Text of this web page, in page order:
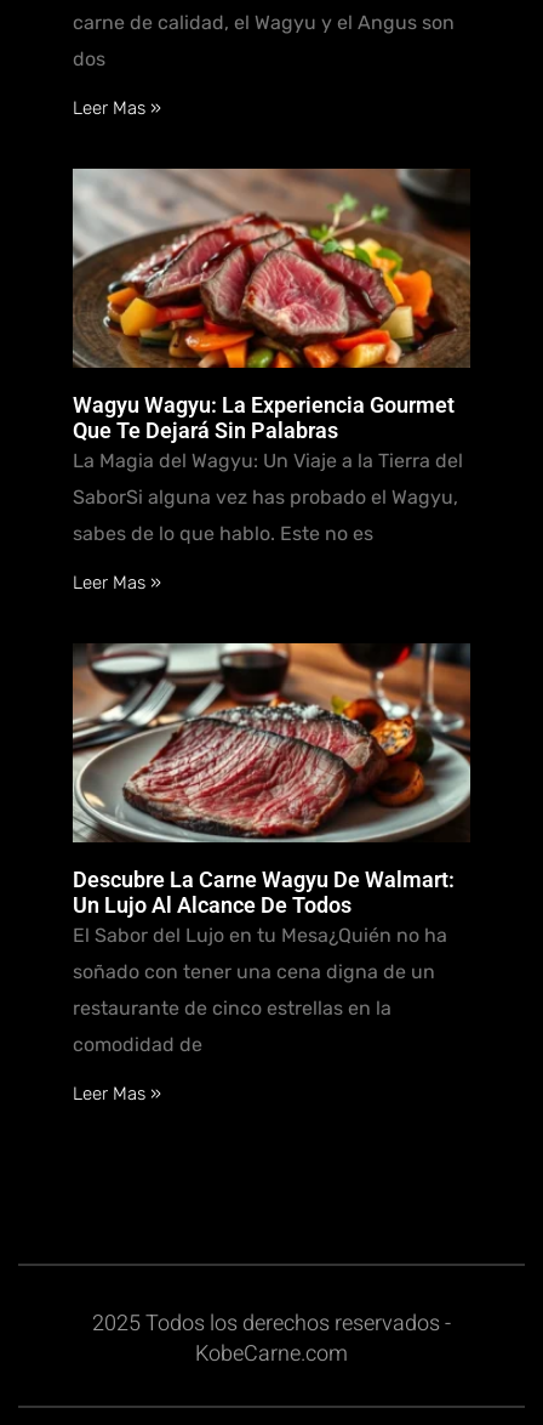
carne de calidad, el Wagyu y el Angus son
dos
Leer Mas »
Wagyu Wagyu: La Experiencia Gourmet
Que Te Dejará Sin Palabras
La Magia del Wagyu: Un Viaje a la Tierra del
SaborSi alguna vez has probado el Wagyu,
sabes de lo que hablo. Este no es
Leer Mas »
Descubre La Carne Wagyu De Walmart:
Un Lujo Al Alcance De Todos
El Sabor del Lujo en tu Mesa¿Quién no ha
soñado con tener una cena digna de un
restaurante de cinco estrellas en la
comodidad de
Leer Mas »
2025 Todos los derechos reservados -
KobeCarne.com